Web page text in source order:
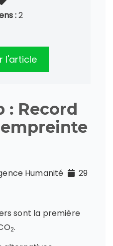
:2
l'article
: Record
Humanité
29
sont la première
2.